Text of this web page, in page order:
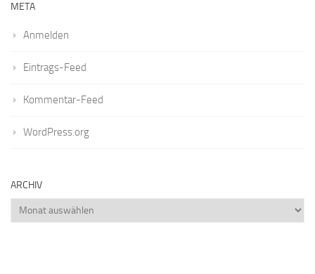
META
Anmelden
Eintrags-Feed
Kommentar-Feed
WordPress.org
ARCHIV
Archiv